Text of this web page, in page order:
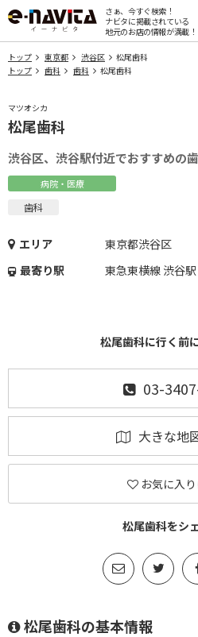
さぁ、今すぐ検索！
ナビタに掲載されている
地元のお店の情報が満載！
トップ 東京都 渋谷区
松尾歯科
トップ
歯科 歯科 松尾歯科
マツオシカ
松尾歯科
渋谷区、渋谷駅付近でおすすめの
病院・医療
歯科
エリア
東京都渋谷区
最寄り駅
東急東横線 渋谷駅
松尾歯科に行く前
03-
大きな地
お気に入
松尾歯科をシ
松尾歯科の基本情報